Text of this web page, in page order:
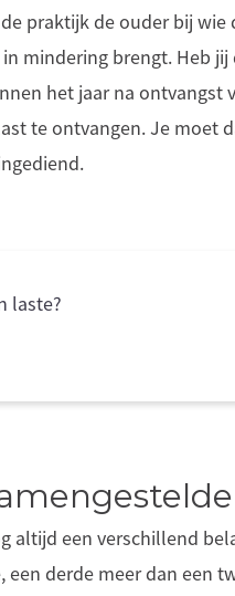
praktijk de ouder bij wie
mindering brengt. Heb
het jaar na ontvangst
te ontvangen. Je moet
laste?
altijd een verschillend
derde meer dan een